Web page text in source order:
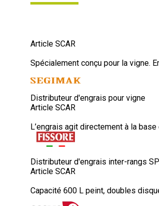
Article SCAR
Spécialement conçu pour la vigne.
Distributeur d'engrais pour vigne
Article SCAR
L’engrais agit directement à la
Distributeur d'engrais inter-rangs
Article SCAR
Capacité 600 L peint, doubles